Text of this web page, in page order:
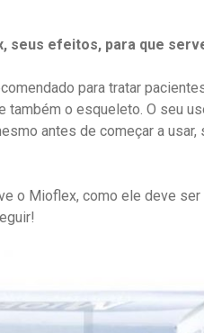
seus efeitos, para que
para tratar
também o esqueleto. O seu
antes de começar a usar,
o Mioflex, como ele deve